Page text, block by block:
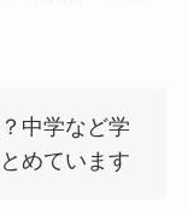
中学など学
めています